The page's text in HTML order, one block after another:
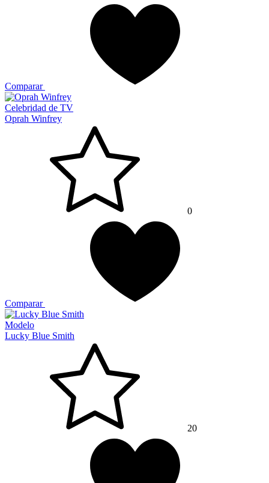
Comparar
Celebridad de TV
Oprah Winfrey
0
Comparar
Modelo
Lucky Blue Smith
20